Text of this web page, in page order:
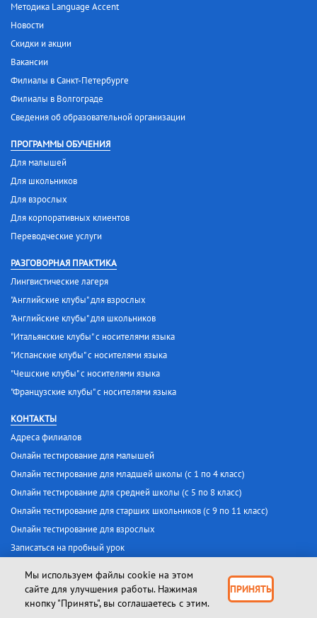
Методика Language Accent
Новости
Скидки и акции
Вакансии
Филиалы в Санкт-Петербурге
Филиалы в Волгограде
Сведения об образовательной организации
ПРОГРАММЫ ОБУЧЕНИЯ
Для малышей
Для школьников
Для взрослых
Для корпоративных клиентов
Переводческие услуги
РАЗГОВОРНАЯ ПРАКТИКА
Лингвистические лагеря
"Английские клубы" для взрослых
"Английские клубы" для школьников
"Итальянские клубы" с носителями языка
"Испанские клубы" с носителями языка
"Чешские клубы" с носителями языка
"Французские клубы" с носителями языка
КОНТАКТЫ
Адреса филиалов
Онлайн тестирование для малышей
Онлайн тестирование для младшей школы (с 1 по 4 класс)
Онлайн тестирование для средней школы (с 5 по 8 класс)
Онлайн тестирование для старших школьников (с 9 по 11 класс)
Онлайн тестирование для взрослых
Записаться на пробный урок
Лицензия № 25 от 30 января 2017 г.
Мы используем файлы cookie на этом
сайте для улучшения работы. Нажимая
кнопку "Принять", вы соглашаетесь с этим.
ПРИНЯТЬ